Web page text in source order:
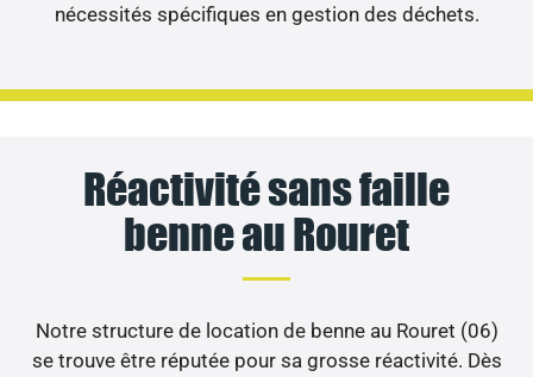
nécessités spécifiques en gestion des déchets.
Réactivité sans faille
benne au Rouret
Notre structure de location de benne au Rouret (06)
se trouve être réputée pour sa grosse réactivité. Dès